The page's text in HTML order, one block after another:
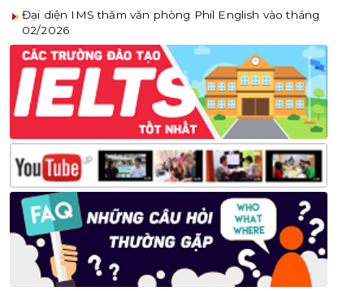
Đại diện IMS thăm văn phòng Phil English vào tháng
02/2026